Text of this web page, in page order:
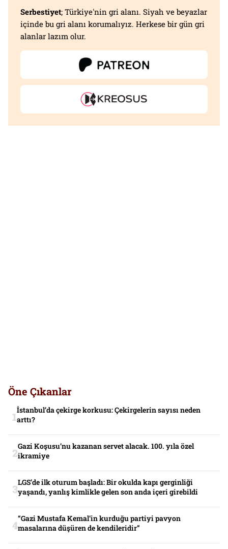
Serbestiyet; Türkiye'nin gri alanı. Siyah ve beyazlar
içinde bu gri alanı korumalıyız. Herkese bir gün gri
alanlar lazım olur.
Öne Çıkanlar
İstanbul’da çekirge korkusu: Çekirgelerin sayısı neden
arttı?
Gazi Koşusu’nu kazanan servet alacak. 100. yıla özel
ikramiye
LGS’de ilk oturum başladı: Bir okulda kapı gerginliği
yaşandı, yanlış kimlikle gelen son anda içeri girebildi
“Gazi Mustafa Kemal’in kurduğu partiyi pavyon
masalarına düşüren de kendileridir”